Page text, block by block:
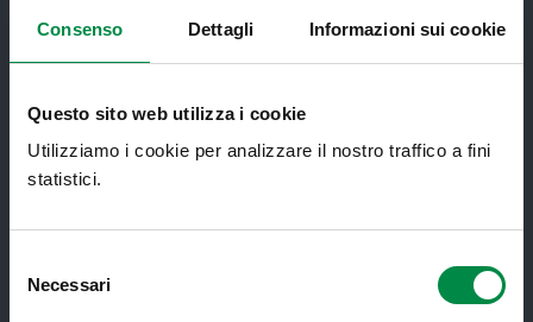
Consenso Dettagli Informazioni sui cookie
Questo sito web utilizza i cookie
Utilizziamo i cookie per analizzare il nostro traffico a fini
statistici.
delNecessari
Medici e Pediatri di Famiglia
Nucleo di Cure Primarie (NCP)
Punto Unico di Accesso integrato
sanitario e sociale (PUA)
Ritiro Referti
Sanità Pubblica
Screening oncologici